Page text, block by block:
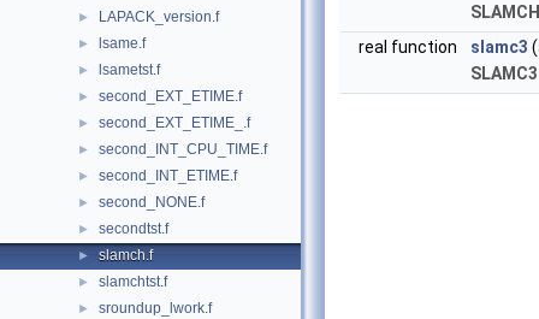
► LAPACK_version.f
► lsame.f
► lsametst.f
► second_EXT_ETIME.f
► second_EXT_ETIME_.f
► second_INT_CPU_TIME.f
► second_INT_ETIME.f
► second_NONE.f
► secondtst.f
► slamch.f
► slamchtst.f
► sroundup_lwork.f
SLAMCH
real function
slamc3
SLAMC3